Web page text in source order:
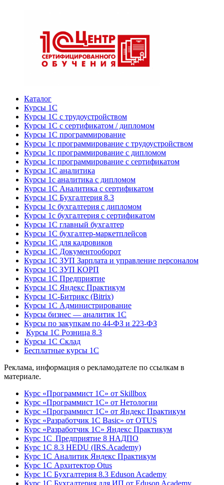
Каталог
Курсы 1С
Курсы 1С с трудоустройством
Курсы 1С с сертификатом / дипломом
Курсы 1С программирование
Курсы 1с программирование с трудоустройством
Курсы 1с программирование с дипломом
Курсы 1с программирование с сертификатом
Курсы 1С аналитика
Курсы 1с аналитика с дипломом
Курсы 1С Аналитика с сертификатом
Курсы 1С Бухгалтерия 8.3
Курсы 1с бухгалтерия с дипломом
Курсы 1с бухгалтерия с сертификатом
Курсы 1С главный бухгалтер
Курсы 1С бухгалтер-маркетплейсов
Курсы 1С для кадровиков
Курсы 1С Документооборот
Курсы 1С ЗУП Зарплата и управление персоналом
Курсы 1С ЗУП КОРП
Курсы 1С Предприятие
Курсы 1С Яндекс Практикум
Курсы 1С-Битрикс (Bitrix)
Курсы 1С Администрирование
Курсы бизнес — аналитик 1С
Курсы по закупкам по 44‑ФЗ и 223‑ФЗ
Курсы 1С Розница 8.3
Курсы 1С Склад
Бесплатные курсы 1С
Реклама, информация о рекламодателе по ссылкам в
материале.
Курс «Программист 1С» от Skillbox
Курс «Программист 1С» от Нетологии
Курс «Программист 1С» от Яндекс Практикум
Курс «Разработчик 1С Basic» от OTUS
Курс «Разработчик 1С» Яндекс Практикум
Курс 1С Предприятие 8 НАДПО
Курс 1С 8.3 HEDU (IRS.Academy)
Курс 1С Аналитик Яндекс Практикум
Курс 1С Архитектор Otus
Курс 1С Бухгалтерия 8.3 Eduson Academy
Курс 1С Бухгалтерия для ИП от Eduson Academy